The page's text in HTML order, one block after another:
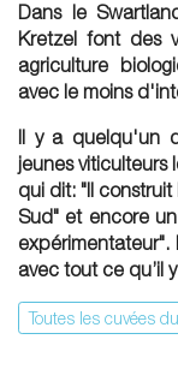
Dans le
Kretzel font des
agriculture
avec le moins
Il y a quelqu'un
jeunes viticulteurs
qui dit: "Il
Sud" et encore
expérimentateur".
avec tout ce qu’il
Toutes les cuvées